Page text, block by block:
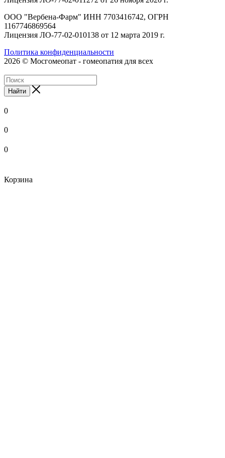
ООО "Вербена-Фарм" ИНН 7703416742, ОГРН
1167746869564
Лицензия ЛО-77-02-010138 от 12 марта 2019 г.
Политика конфиденциальности
2026 © Мосгомеопат - гомеопатия для всех
Найти
0
0
0
Корзина